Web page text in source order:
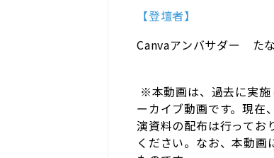
【登壇者】
Canvaアンバサダー た
※本動画は、過去に実
ーカイブ動画です。現在
演資料の配布は行ってお
ください。なお、本動画